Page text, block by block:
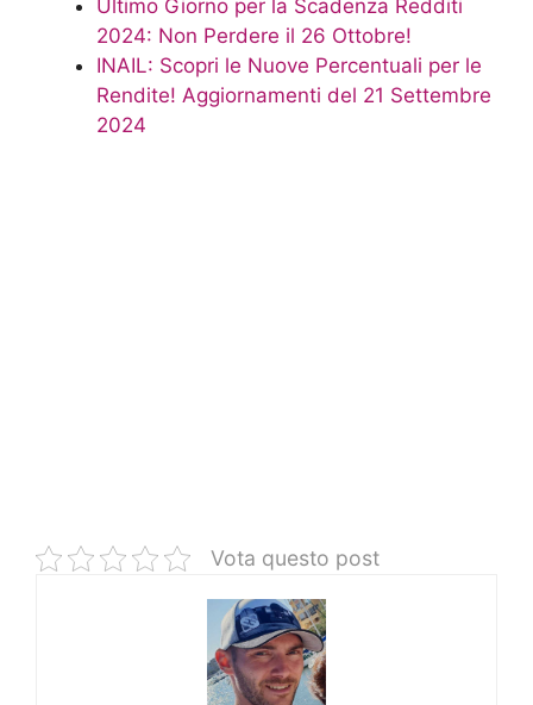
Ultimo Giorno per la Scadenza Redditi
2024: Non Perdere il 26 Ottobre!
INAIL: Scopri le Nuove Percentuali per le
Rendite! Aggiornamenti del 21 Settembre
2024
Vota questo post